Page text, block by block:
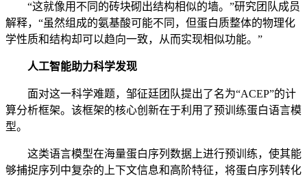
“这就像用不同的砖块砌出结构相似的墙。”研究团队成员
解释，“虽然组成的氨基酸可能不同，但蛋白质整体的物理化
学性质和结构却可以趋向一致，从而实现相似功能。”
人工智能助力科学发现
面对这一科学难题，邹征廷团队提出了名为“ACEP”的计
算分析框架。该框架的核心创新在于利用了预训练蛋白语言模
型。
这类语言模型在海量蛋白序列数据上进行预训练，使其能
够捕捉序列中复杂的上下文信息和高阶特征，将蛋白序列转化